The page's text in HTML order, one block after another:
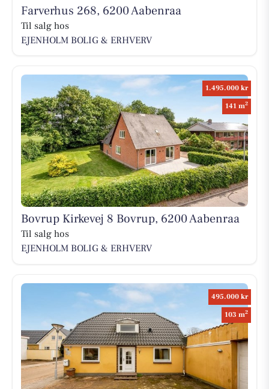
Farverhus 268, 6200 Aabenraa
Til salg hos
EJENHOLM BOLIG & ERHVERV
1.495.000 kr
141 m2
Bovrup Kirkevej 8 Bovrup, 6200 Aabenraa
Til salg hos
EJENHOLM BOLIG & ERHVERV
495.000 kr
103 m2